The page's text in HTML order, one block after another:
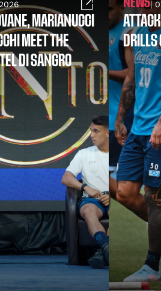
MARIANUCCI
MEET THE
DI SANGRO
NEWS|
DRILLS